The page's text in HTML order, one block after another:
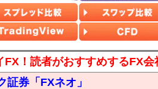
FX！読者がおすすめするFX会
証券「FXネオ」